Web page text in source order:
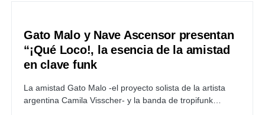
Gato Malo y Nave Ascensor presentan
“¡Qué Loco!, la esencia de la amistad
en clave funk
La amistad Gato Malo -el proyecto solista de la artista
argentina Camila Visscher- y la banda de tropifunk…